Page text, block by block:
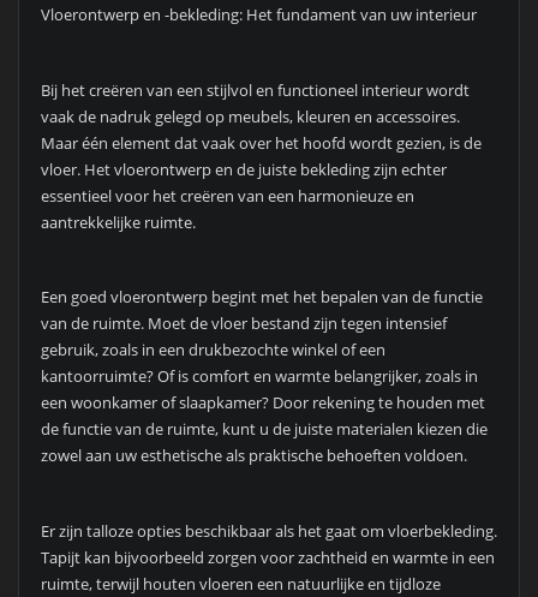
Vloerontwerp en -bekleding: Het fundament van uw interieur
Bij het creëren van een stijlvol en functioneel interieur wordt
vaak de nadruk gelegd op meubels, kleuren en accessoires.
Maar één element dat vaak over het hoofd wordt gezien, is de
vloer. Het vloerontwerp en de juiste bekleding zijn echter
essentieel voor het creëren van een harmonieuze en
aantrekkelijke ruimte.
Een goed vloerontwerp begint met het bepalen van de functie
van de ruimte. Moet de vloer bestand zijn tegen intensief
gebruik, zoals in een drukbezochte winkel of een
kantoorruimte? Of is comfort en warmte belangrijker, zoals in
een woonkamer of slaapkamer? Door rekening te houden met
de functie van de ruimte, kunt u de juiste materialen kiezen die
zowel aan uw esthetische als praktische behoeften voldoen.
Er zijn talloze opties beschikbaar als het gaat om vloerbekleding.
Tapijt kan bijvoorbeeld zorgen voor zachtheid en warmte in een
ruimte, terwijl houten vloeren een natuurlijke en tijdloze